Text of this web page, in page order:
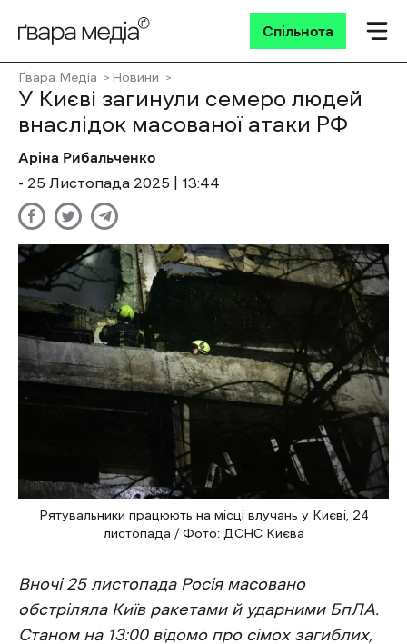
Спільнота
Ґвара Медіа Новини
У Києві загинули семеро людей
внаслідок масованої атаки РФ
Аріна Рибальченко
- 25 Листопада 2025 | 13:44
Рятувальники працюють на місці влучань у Києві, 24
листопада / Фото: ДСНС Києва
Вночі 25 листопада Росія масовано
обстріляла Київ ракетами й ударними БпЛА.
Станом на 13:00 відомо про сімох загиблих,